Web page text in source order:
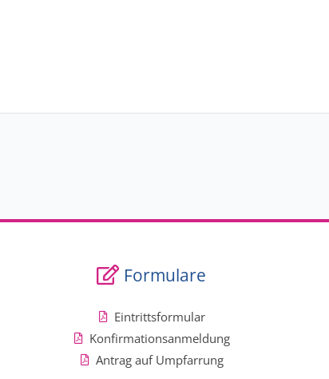
Formulare
Eintrittsformular
Konfirmationsanmeldung
Antrag auf Umpfarrung